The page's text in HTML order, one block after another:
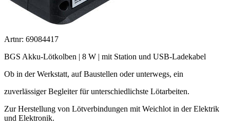
Artnr: 69084417
BGS Akku-Lötkolben | 8 W | mit Station und USB-Ladekabel
Ob in der Werkstatt, auf Baustellen oder unterwegs, ein
zuverlässiger Begleiter für unterschiedlichste Lötarbeiten.
Zur Herstellung von Lötverbindungen mit Weichlot in der Elektrik
und Elektronik.